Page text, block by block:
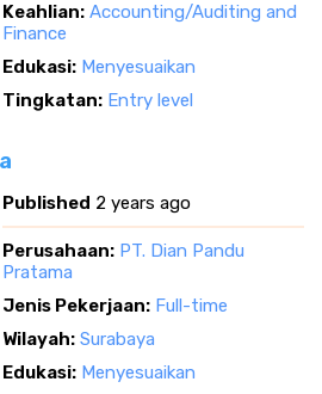
Keahlian: Accounting/Auditing and
Finance
Edukasi: Menyesuaikan
Tingkatan: Entry level
Published 2 years ago
Perusahaan: PT. Dian Pandu
Pratama
Jenis Pekerjaan: Full-time
Wilayah: Surabaya
Edukasi: Menyesuaikan